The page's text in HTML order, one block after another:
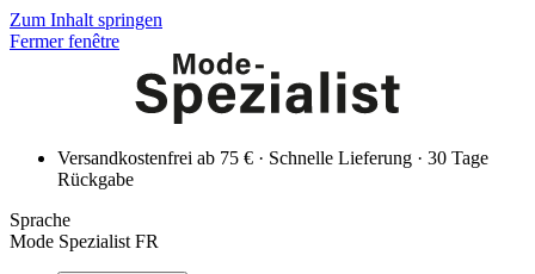
Zum Inhalt springen
Fermer fenêtre
Versandkostenfrei ab 75 € · Schnelle Lieferung · 30 Tage
Rückgabe
Sprache
Mode Spezialist FR